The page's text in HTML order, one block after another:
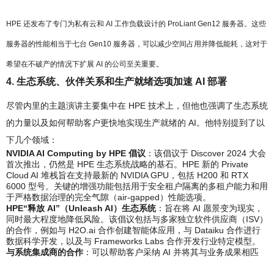
HPE 还发布了专门为私有云和 AI 工作负载设计的 ProLiant Gen12 服务器。这些
服务器的性能相当于七台 Gen10 服务器，可以减少空间占用并降低能耗，这对于
希望在不破产的情况下扩展 AI 的公司至关重要。
4. 生态系统、伙伴关系和生产就绪选项加速 AI 部署
尽管内里的主题演讲主要集中在 HPE 技术上，但他也强调了生态系统
的力量以及如何帮助客户更快地实现生产就绪的 AI。他特别提到了以
下几个领域：
NVIDIA AI Computing by HPE 倡议 ：该倡议于 Discover 2024 大会
首次推出，仍然是 HPE 生态系统战略的基石。HPE 新的 Private
Cloud AI 堆栈旨在支持最新的 NVIDIA GPU，包括 H200 和 RTX
6000 型号。关键的增强功能包括用于安全租户隔离的多租户能力和用
于严格数据治理的完全气隙（air-gapped）性能选项。
HPE“释放 AI”（Unleash AI）生态系统：旨在将 AI 愿景变为现实，
同时最大程度地降低风险。该倡议包括与多家独立软件供应商（ISV）
的合作，例如与 H2O.ai 合作创建智能体应用，与 Dataiku 合作进行
数据科学开发，以及与 Frameworks Labs 合作开发行业特定模型。
与系统集成商的合作 ：可以帮助客户采纳 AI 并将其与业务成果相匹